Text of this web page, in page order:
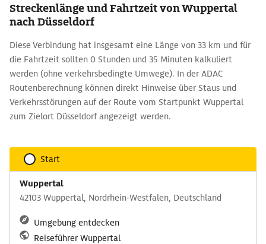
Streckenlänge und Fahrtzeit von Wuppertal
nach Düsseldorf
Diese Verbindung hat insgesamt eine Länge von 33 km und für
die Fahrtzeit sollten 0 Stunden und 35 Minuten kalkuliert
werden (ohne verkehrsbedingte Umwege). In der ADAC
Routenberechnung können direkt Hinweise über Staus und
Verkehrsstörungen auf der Route vom Startpunkt Wuppertal
zum Zielort Düsseldorf angezeigt werden.
Start
Wuppertal
42103 Wuppertal, Nordrhein-Westfalen, Deutschland
Umgebung entdecken
Reiseführer Wuppertal